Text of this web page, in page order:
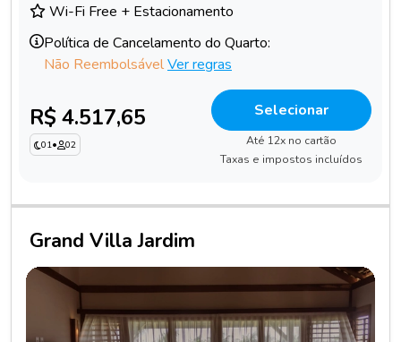
Wi-Fi Free + Estacionamento
Política de Cancelamento do Quarto:
Não ReembolsávelVer regras
R$ 4.517,65
01• 02
Selecionar
Até 12x no cartão
Taxas e impostos incluídos
Grand Villa Jardim